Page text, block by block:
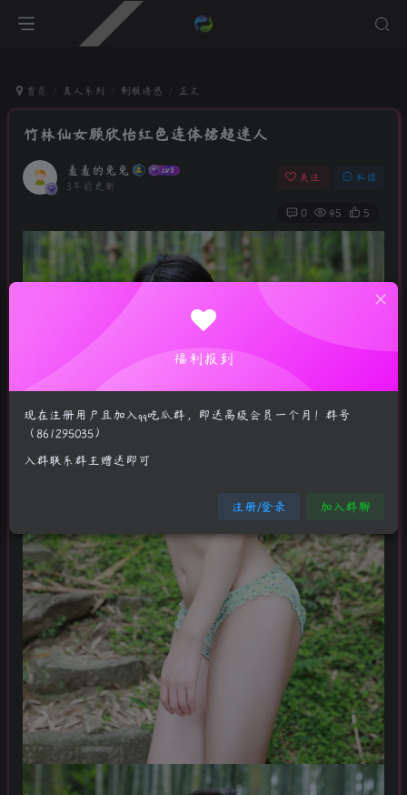
首页 真人系列 制服诱惑 正文
竹林仙女顾欣怡红色连体裙超迷人
羞羞的兔兔
3年前更新
关注 私信
0 45 5
福利报到
现在注册用户且加入qq吃瓜群，即送高级会员一个月！群号
（861295035）
入群联系群主赠送即可
注册/登录 加入群聊